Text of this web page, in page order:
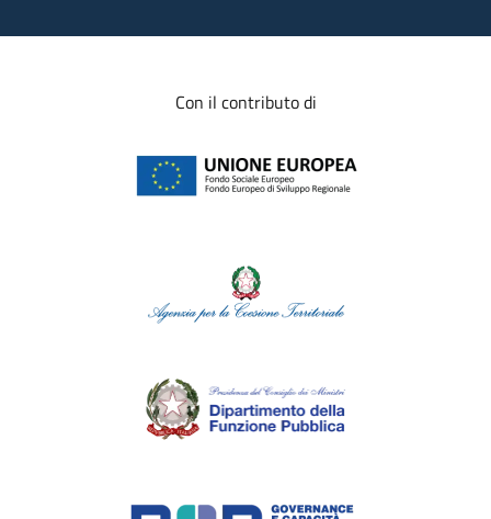
Con il contributo di